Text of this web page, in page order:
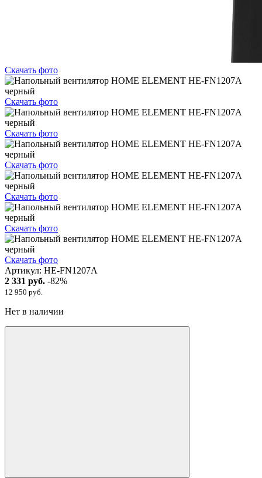
Скачать фото
Скачать фото
Скачать фото
Скачать фото
Скачать фото
Скачать фото
Скачать фото
Артикул: HE-FN1207A
2 331 руб. -82%
12 950 руб.
Нет в наличии